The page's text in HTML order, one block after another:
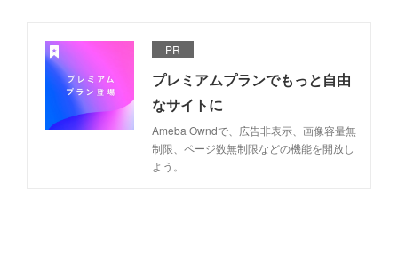
PR
プレミアムプランでもっと自由
なサイトに
Ameba Owndで、広告非表示、画像容量無
制限、ページ数無制限などの機能を開放し
よう。